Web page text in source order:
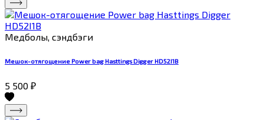
Медболы, сэндбэги
Мешок-отягощение Power bag Hasttings Digger HD52I1B
5 500 ₽